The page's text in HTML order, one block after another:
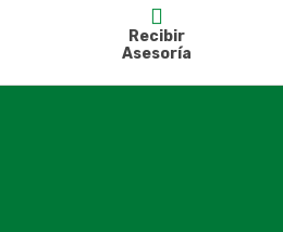
Recibir
Asesoría